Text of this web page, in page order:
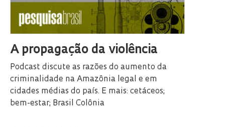
A propagação da violência
Podcast discute as razões do aumento da
criminalidade na Amazônia legal e em
cidades médias do país. E mais: cetáceos;
bem-estar; Brasil Colônia